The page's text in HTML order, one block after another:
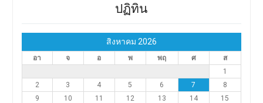
ปฏิทิน
สิงหาคม 2026
อา จ อ พ พฤ ศ ส
1
2
3 4 5 6 7
8
9
10 11 12 13 14
15